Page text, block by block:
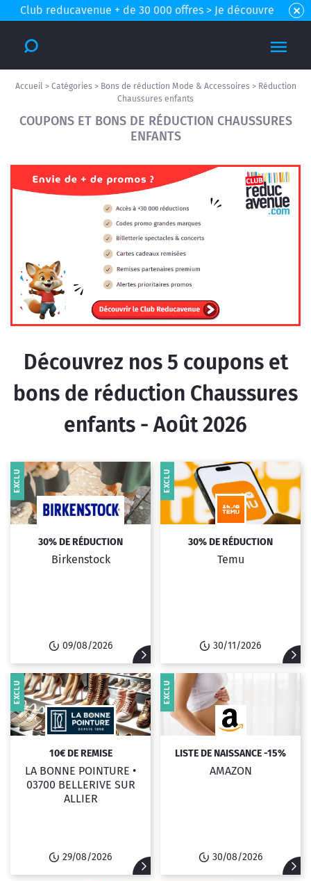
Club reducavenue + de 30 000 offres > Je découvre
Accueil > Catégories > Bons de réduction Mode & Accessoires > Réduction
Chaussures enfants
COUPONS ET BONS DE RÉDUCTION CHAUSSURES
ENFANTS
Découvrez nos5 coupons et
bons de réduction Chaussures
enfants - Août 2026
30% DE RÉDUCTION
Birkenstock
09/08/2026
EXCLU
30% DE RÉDUCTION
Temu
30/11/2026
EXCLU
10€ DE REMISE
LA BONNE POINTURE •
03700 BELLERIVE SUR
ALLIER
29/08/2026
EXCLU
LISTE DE NAISSANCE -15%
AMAZON
30/08/2026
EXCLU